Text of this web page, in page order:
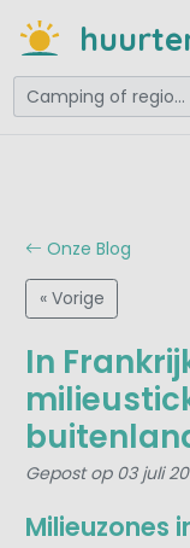
Onze Blog
« Vorige
In
Gepost op 03 juli
Milieuzones